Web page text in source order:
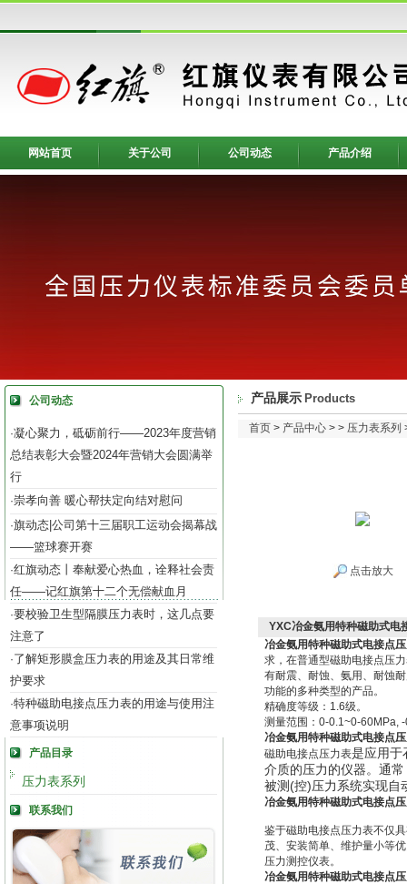
网站首页 关于公司 公司动态 产品介绍
公司动态
·凝心聚力，砥砺前行——2023年度营销
总结表彰大会暨2024年营销大会圆满举
行
·崇孝向善 暖心帮扶定向结对慰问
·旗动态|公司第十三届职工运动会揭幕战
——篮球赛开赛
·红旗动态丨奉献爱心热血，诠释社会责
任——记红旗第十二个无偿献血月
·要校验卫生型隔膜压力表时，这几点要
注意了
·了解矩形膜盒压力表的用途及其日常维
护要求
·特种磁助电接点压力表的用途与使用注
意事项说明
产品目录
压力表系列
联系我们
产品展示 Products
首页 > 产品中心 > > 压力表系列
点击放大
YXC冶金氨用特种磁助式电
冶金氨用特种磁助式电接点
求，在普通型磁助电接点压
有耐震、耐蚀、氨用、耐蚀
功能的多种类型的产品。
精确度等级：1.6级。
测量范围：0-0.1~0-60MPa,
冶金氨用特种磁助式电接点
磁助电接点压力表是应用于
介质的压力的仪器。通
被测(控)压力系统实现自
冶金氨用特种磁助式电接点
鉴于磁助电接点压力表不仅
茂、安装简单、维护量小等
压力测控仪表。
冶金氨用特种磁助式电接点